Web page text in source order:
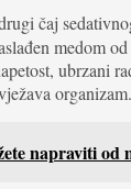
čaj
medom
ubrzani
organizam.
napraviti od